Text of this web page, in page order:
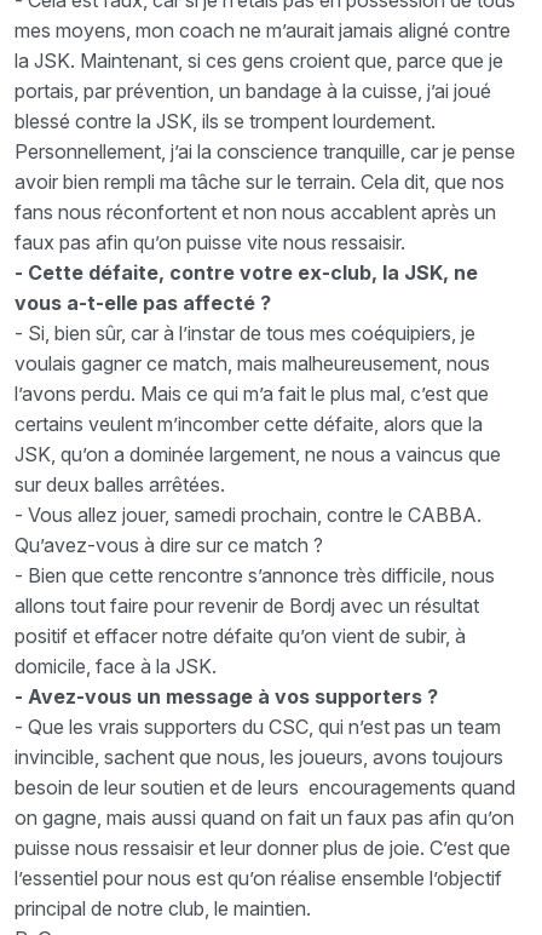
mes moyens, mon coach ne m’aurait jamais aligné contre
la JSK. Maintenant, si ces gens croient que, parce que je
portais, par prévention, un bandage à la cuisse, j’ai joué
blessé contre la JSK, ils se trompent lourdement.
Personnellement, j’ai la conscience tranquille, car je pense
avoir bien rempli ma tâche sur le terrain. Cela dit, que nos
fans nous réconfortent et non nous accablent après un
faux pas afin qu’on puisse vite nous ressaisir.
- Cette défaite, contre votre ex-club, la JSK, ne
vous a-t-elle pas affecté ?
- Si, bien sûr, car à l’instar de tous mes coéquipiers, je
voulais gagner ce match, mais malheureusement, nous
l’avons perdu. Mais ce qui m’a fait le plus mal, c’est que
certains veulent m’incomber cette défaite, alors que la
JSK, qu’on a dominée largement, ne nous a vaincus que
sur deux balles arrêtées.
- Vous allez jouer, samedi prochain, contre le CABBA.
Qu’avez-vous à dire sur ce match ?
- Bien que cette rencontre s’annonce très difficile, nous
allons tout faire pour revenir de Bordj avec un résultat
positif et effacer notre défaite qu’on vient de subir, à
domicile, face à la JSK.
- Avez-vous un message à vos supporters ?
- Que les vrais supporters du CSC, qui n’est pas un team
invincible, sachent que nous, les joueurs, avons toujours
besoin de leur soutien et de leurs encouragements quand
on gagne, mais aussi quand on fait un faux pas afin qu’on
puisse nous ressaisir et leur donner plus de joie. C’est que
l’essentiel pour nous est qu’on réalise ensemble l’objectif
principal de notre club, le maintien.